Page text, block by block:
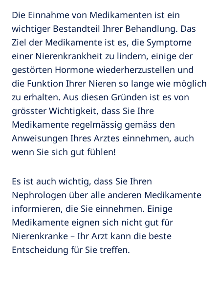
Die Einnahme von Medikamenten ist ein
wichtiger Bestandteil Ihrer Behandlung. Das
Ziel der Medikamente ist es, die Symptome
einer Nierenkrankheit zu lindern, einige der
gestörten Hormone wiederherzustellen und
die Funktion Ihrer Nieren so lange wie möglich
zu erhalten. Aus diesen Gründen ist es von
grösster Wichtigkeit, dass Sie Ihre
Medikamente regelmässig gemäss den
Anweisungen Ihres Arztes einnehmen, auch
wenn Sie sich gut fühlen!
Es ist auch wichtig, dass Sie Ihren
Nephrologen über alle anderen Medikamente
informieren, die Sie einnehmen. Einige
Medikamente eignen sich nicht gut für
Nierenkranke – Ihr Arzt kann die beste
Entscheidung für Sie treffen.